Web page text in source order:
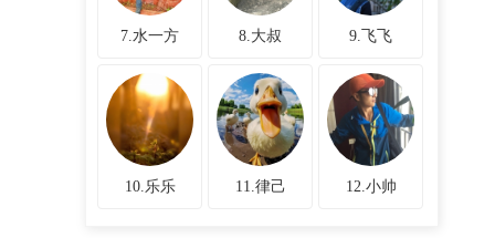
7.水一方 8.大叔 9.飞飞
10.乐乐 11.律己 12.小帅